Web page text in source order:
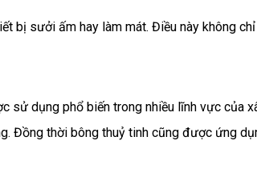
bị sưởi ấm hay làm mát. Điều này không
sử dụng phổ biến trong nhiều lĩnh vực của
Đồng thời bông thuỷ tinh cũng được ứng